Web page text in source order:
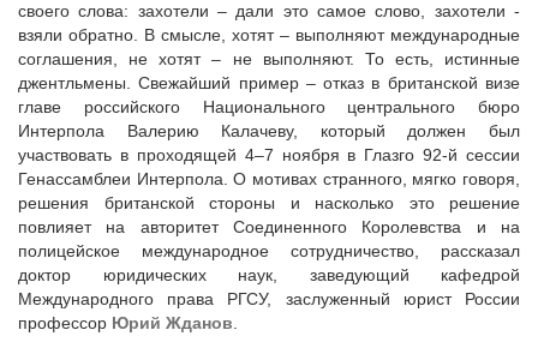
своего слова: захотели – дали это самое слово, захотели -
взяли обратно. В смысле, хотят – выполняют международные
соглашения, не хотят – не выполняют. То есть, истинные
джентльмены. Свежайший пример – отказ в британской визе
главе российского Национального центрального бюро
Интерпола Валерию Калачеву, который должен был
участвовать в проходящей 4–7 ноября в Глазго 92-й сессии
Генассамблеи Интерпола. О мотивах странного, мягко говоря,
решения британской стороны и насколько это решение
повлияет на авторитет Соединенного Королевства и на
полицейское международное сотрудничество, рассказал
доктор юридических наук, заведующий кафедрой
Международного права РГСУ, заслуженный юрист России
профессор Юрий Жданов